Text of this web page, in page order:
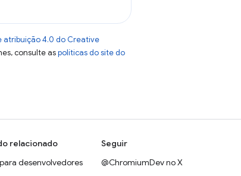
atribuição 4.0 do Creative
consulte aspolíticas do site do
relacionado
desenvolvedores
Seguir
@ChromiumDev no X